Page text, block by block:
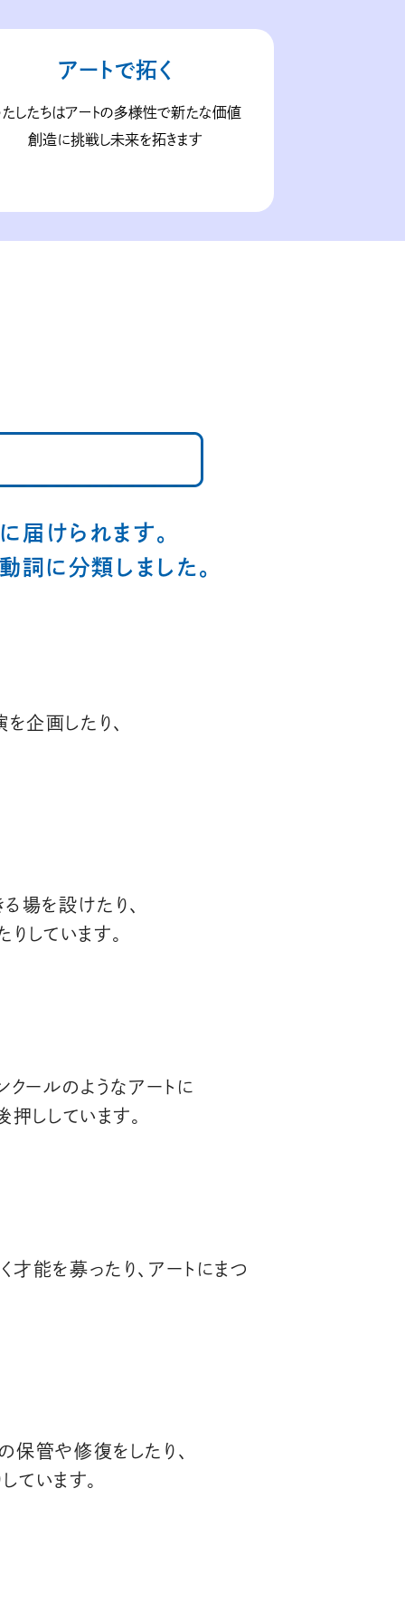
アートで拓く
したちはアートの多様性で新たな価値
創造に挑戦し未来を拓きます
届けられます。
詞に分類しました。
企画したり、
場を設けたり、
しています。
ールのようなアートに
ししています。
能を募ったり、アートにまつ
管や修復をしたり、
ています。